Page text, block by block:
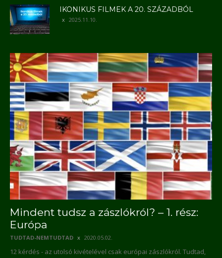
IKONIKUS FILMEK A 20. SZÁZADBÓL
2025.11.10.
Mindent tudsz a zászlókról? – 1. rész:
Európa
TUDTAD-NEMTUDTAD 2020.05.02.
12 kérdés - az utolsó kivételével csak európai zászlókról. Tudtad,